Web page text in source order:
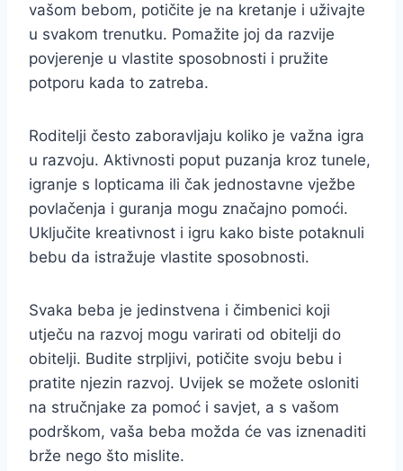
vašom bebom, potičite je na kretanje i uživajte
u svakom trenutku. Pomažite joj da razvije
povjerenje u vlastite sposobnosti i pružite
potporu kada to zatreba.
Roditelji često zaboravljaju koliko je važna igra
u razvoju. Aktivnosti poput puzanja kroz tunele,
igranje s lopticama ili čak jednostavne vježbe
povlačenja i guranja mogu značajno pomoći.
Uključite kreativnost i igru kako biste potaknuli
bebu da istražuje vlastite sposobnosti.
Svaka beba je jedinstvena i čimbenici koji
utječu na razvoj mogu varirati od obitelji do
obitelji. Budite strpljivi, potičite svoju bebu i
pratite njezin razvoj. Uvijek se možete osloniti
na stručnjake za pomoć i savjet, a s vašom
podrškom, vaša beba možda će vas iznenaditi
brže nego što mislite.